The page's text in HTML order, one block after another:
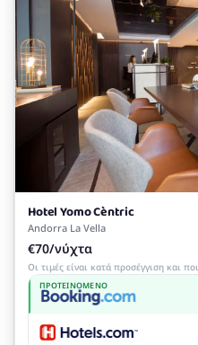
Hotel Yomo Cèntric
Andorra La Vella
€70/νύχτα
Οι τιμές είναι κατά προσέγγιση και
ΠΡΟΤΕΙΝΌΜΕΝΟ